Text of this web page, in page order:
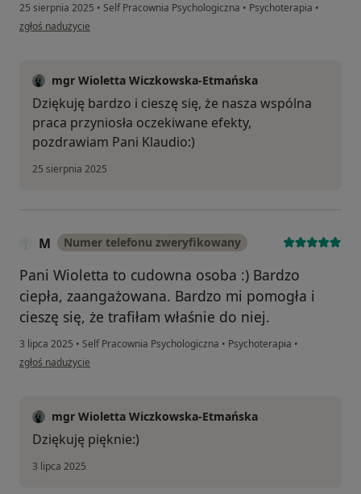
25 sierpnia 2025 • Self Pracownia Psychologiczna • Psychoterapia •
w opinii użytkownika Klaudia
zgłoś nadużycie
mgr Wioletta Wiczkowska-Etmańska
Dziękuję bardzo i cieszę się, że nasza wspólna
praca przyniosła oczekiwane efekty,
pozdrawiam Pani Klaudio:)
25 sierpnia 2025
M Numer telefonu zweryfikowany
Pani Wioletta to cudowna osoba :) Bardzo
ciepła, zaangażowana. Bardzo mi pomogła i
cieszę się, że trafiłam właśnie do niej.
3 lipca 2025 • Self Pracownia Psychologiczna • Psychoterapia •
w opinii użytkownika M
zgłoś nadużycie
mgr Wioletta Wiczkowska-Etmańska
Dziękuję pięknie:)
3 lipca 2025